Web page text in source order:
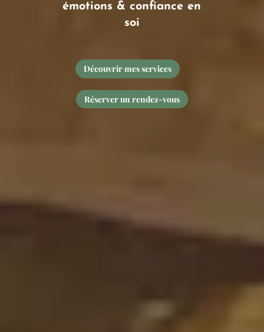
émotions & confiance en
soi
Découvrir mes services
Réserver un rendez-vous